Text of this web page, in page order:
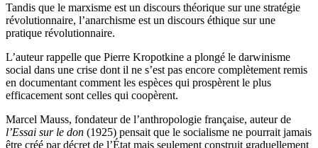
Tandis que le marxisme est un discours théorique sur une stratégie
révolutionnaire, l’anarchisme est un discours éthique sur une
pratique révolutionnaire.
L’auteur rappelle que Pierre Kropotkine a plongé le darwinisme
social dans une crise dont il ne s’est pas encore complètement remis
en documentant comment les espèces qui prospèrent le plus
efficacement sont celles qui coopèrent.
Marcel Mauss, fondateur de l’anthropologie française, auteur de
l’Essai sur le don (1925) pensait que le socialisme ne pourrait jamais
être créé par décret de l’État mais seulement construit graduellement